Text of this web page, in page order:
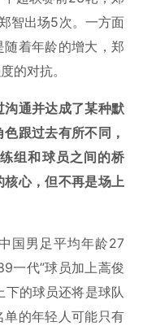
智出场5次。一方面
着年龄的增大，郑
的对抗。
通并达成了某种默
跟过去有所不同，
组和球员之间的桥
心，但不再是场上
国男足平均年龄27
一代”球员加上蒿俊
的球员还将是球队
的年轻人可能只有